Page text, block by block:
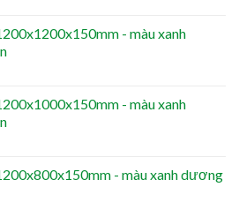
- màu xanh
- màu xanh
- màu xanh dương